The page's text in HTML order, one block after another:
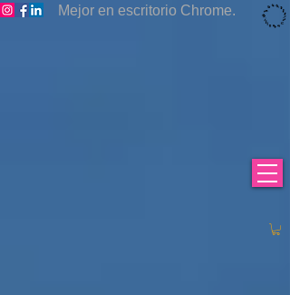
Mejor en escritorio Chrome.